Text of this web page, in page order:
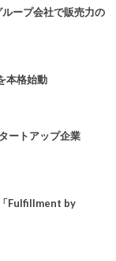
ープ会社で販売力の
本格始動
ートアップ企業
Fulfillment by